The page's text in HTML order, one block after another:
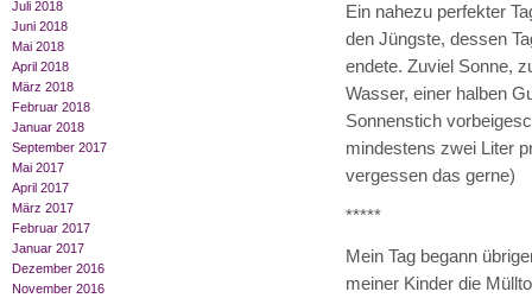
Juli 2018
Juni 2018
Mai 2018
April 2018
März 2018
Februar 2018
Januar 2018
September 2017
Mai 2017
April 2017
März 2017
Februar 2017
Januar 2017
Dezember 2016
November 2016
Ein nahezu perfekter
den Jüngste, dessen
endete. Zuviel Sonne,
Wasser, einer halben
Sonnenstich
mindestens zwei Liter
vergessen das gerne)
*****
Mein Tag begann
meiner Kinder die